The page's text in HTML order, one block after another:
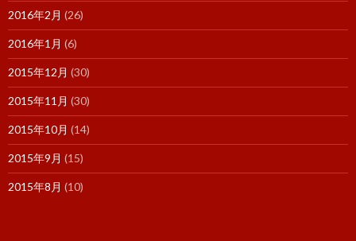
2016年2月 (26)
2016年1月 (6)
2015年12月 (30)
2015年11月 (30)
2015年10月 (14)
2015年9月 (15)
2015年8月 (10)